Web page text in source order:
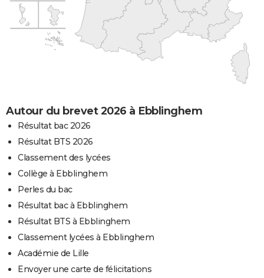
Autour du brevet 2026 à Ebblinghem
Résultat bac 2026
Résultat BTS 2026
Classement des lycées
Collège à Ebblinghem
Perles du bac
Résultat bac à Ebblinghem
Résultat BTS à Ebblinghem
Classement lycées à Ebblinghem
Académie de Lille
Envoyer une carte de félicitations